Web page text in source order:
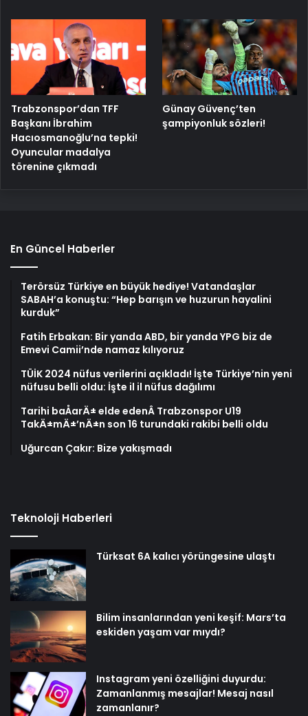
Trabzonspor’dan TFF
Başkanı İbrahim
Hacıosmanoğlu’na tepki!
Oyuncular madalya
törenine çıkmadı
Günay Güvenç’ten
şampiyonluk sözleri!
En Güncel Haberler
Terörsüz Türkiye en büyük hediye! Vatandaşlar
SABAH’a konuştu: “Hep barışın ve huzurun hayalini
kurduk”
Fatih Erbakan: Bir yanda ABD, bir yanda YPG biz de
Emevi Camii’nde namaz kılıyoruz
TÜİK 2024 nüfus verilerini açıkladı! İşte Türkiye’nin yeni
nüfusu belli oldu: İşte il il nüfus dağılımı
Tarihi baÅarÄ± elde edenÂ Trabzonspor U19
TakÄ±mÄ±’nÄ±n son 16 turundaki rakibi belli oldu
Uğurcan Çakır: Bize yakışmadı
Teknoloji Haberleri
Türksat 6A kalıcı yörüngesine ulaştı
Bilim insanlarından yeni keşif: Mars’ta
eskiden yaşam var mıydı?
Instagram yeni özelliğini duyurdu:
Zamanlanmış mesajlar! Mesaj nasıl
zamanlanır?